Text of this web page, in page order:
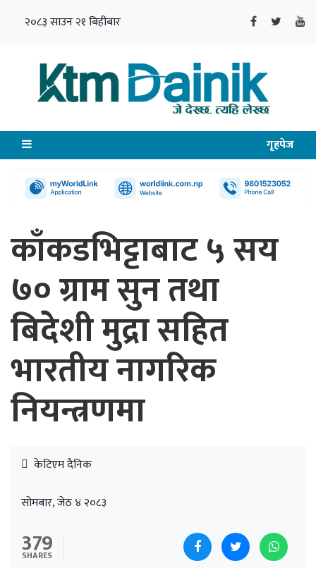
२०८३ साउन २१ बिहीबार
गृहपेज
काँकडभिट्टाबाट ५ सय
७० ग्राम सुन तथा
बिदेशी मुद्रा सहित
भारतीय नागरिक
नियन्त्रणमा
केटिएम दैनिक
सोमबार, जेठ ४ २०८३
379
SHARES